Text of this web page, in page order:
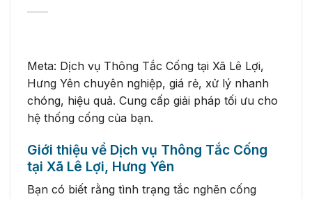
Meta: Dịch vụ Thông Tắc Cống tại Xã Lê Lợi,
Hưng Yên chuyên nghiệp, giá rẻ, xử lý nhanh
chóng, hiệu quả. Cung cấp giải pháp tối ưu cho
hệ thống cống của bạn.
Giới thiệu về Dịch vụ Thông Tắc Cống
tại Xã Lê Lợi, Hưng Yên
Bạn có biết rằng tình trạng tắc nghẽn cống